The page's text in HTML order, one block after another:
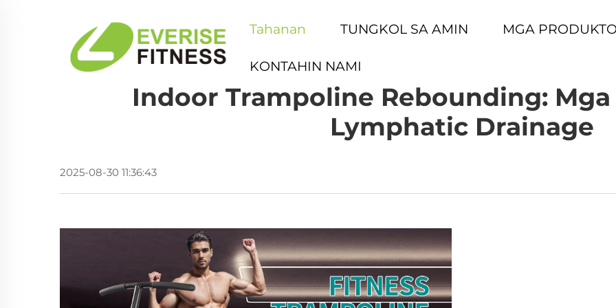
Tahanan TUNGKOL SA AMIN MGA PRODUKTO
KONTAHIN NAMI
Indoor Trampoline Rebounding: Mga
Lymphatic Drainage
2025-08-30 11:36:43